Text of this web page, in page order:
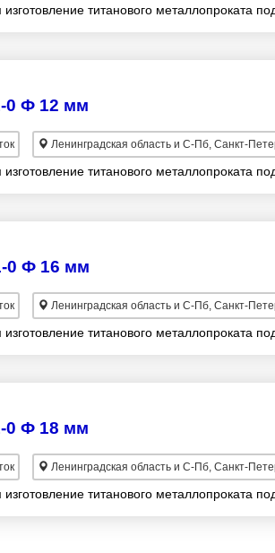
титанового металлопроката
0 Ф 12 мм
Ленинградская область и С-Пб, Санкт-
титанового металлопроката
0 Ф 16 мм
Ленинградская область и С-Пб, Санкт-
титанового металлопроката
0 Ф 18 мм
Ленинградская область и С-Пб, Санкт-
титанового металлопроката